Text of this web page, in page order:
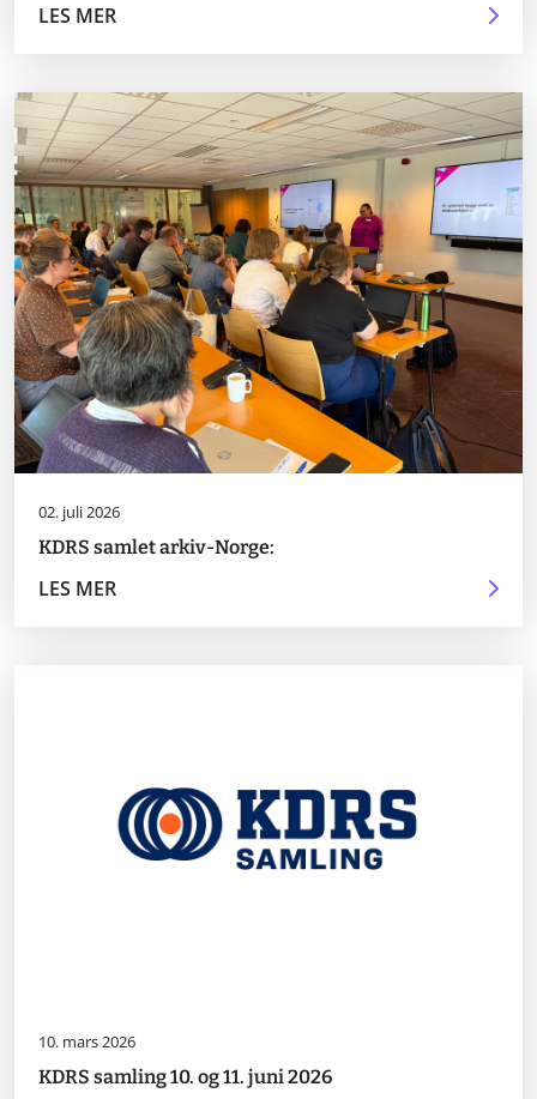
LES MER
02. juli 2026
KDRS samlet arkiv-Norge:
LES MER
10. mars 2026
KDRS samling 10. og 11. juni 2026